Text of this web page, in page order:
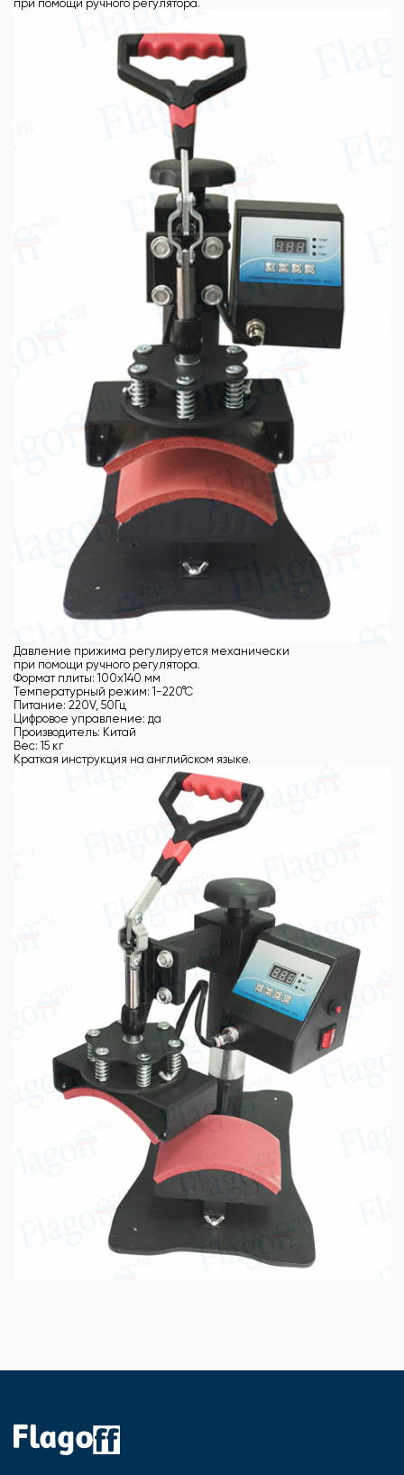
при помощи ручного регулятора.
Давление прижима регулируется механически
при помощи ручного регулятора.
Формат плиты: 100х140 мм
Температурный режим: 1-220°С
Питание: 220V, 50Гц
Цифровое управление: да
Производитель: Китай
Вес: 15 кг
Краткая инструкция на английском языке.